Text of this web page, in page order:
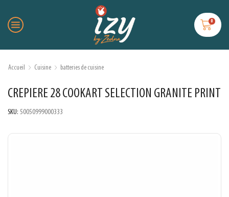
0
Accueil Cuisine batteries de cuisine
CREPIERE 28 COOKART SELECTION GRANITE PRINT
SKU: 50050999000333